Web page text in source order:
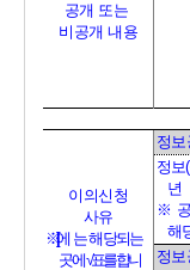
공개 또는
비공개 내용
이의신청
사유
※에
는 해당되는
곳에√표를 합니
정
정보(
년
※
해
정